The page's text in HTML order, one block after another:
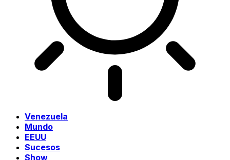
Venezuela
Mundo
EEUU
Sucesos
Show